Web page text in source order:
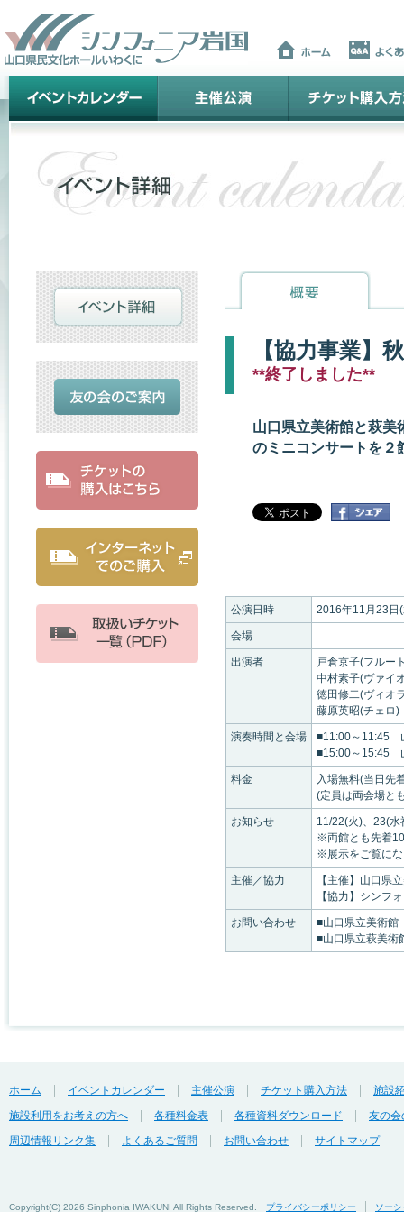
【協力事業】
**終了しました**
山口県立美術館と萩美
のミニコンサートを２
公演日時 2016年11月23日
会場
出演者
戸倉京子(フルー
中村素子(ヴァイ
徳田修二(ヴィオ
藤原英昭(チェロ)
演奏時間と会場
■11:00～11:45
■15:00～15:45
料金
入場無料(当日
(定員は両会場と
お知らせ
11/22(火)、23(水
※両館とも先着
※展示をご覧に
主催／協力
【主催】山口県
【協力】シンフ
お問い合わせ
■山口県立美術
■山口県立萩美
ホーム イベントカレンダー 主催公演 チケット購入方法
施設
施設利用をお考えの方へ
各種料金表 各種資料ダウンロード
友の会
周辺情報リンク集
よくあるご質問 お問い合わせ サイトマップ
Copyright(C) 2026 Sinphonia IWAKUNI All Rights Reserved. プライバシーポリシー
ソー